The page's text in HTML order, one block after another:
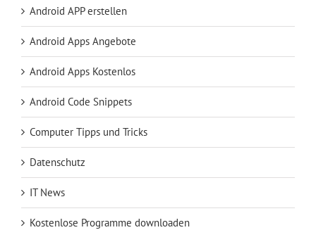
Android APP erstellen
Android Apps Angebote
Android Apps Kostenlos
Android Code Snippets
Computer Tipps und Tricks
Datenschutz
IT News
Kostenlose Programme downloaden